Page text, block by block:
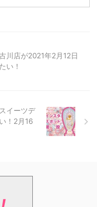
川店が2021年2月12日
い！
イーツデ
！2月16